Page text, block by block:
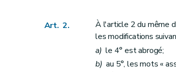
Art. 52
Art. 53
Art. 54
Art. 55
Art. 2.
À l'article 2 du même
les modifications
a) le 4° est abrogé;
b) au 5°, les mots «